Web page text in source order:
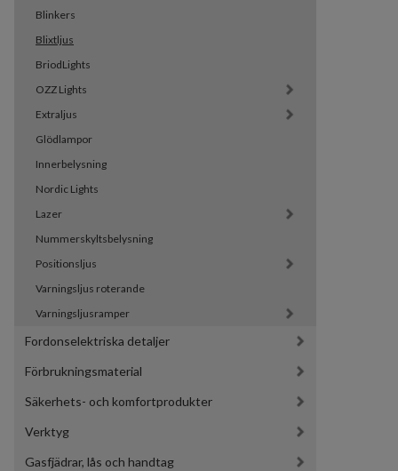
Blinkers
Blixtljus
BriodLights
OZZ Lights
Extraljus
Glödlampor
Innerbelysning
Nordic Lights
Lazer
Nummerskyltsbelysning
Positionsljus
Varningsljus roterande
Varningsljusramper
Fordonselektriska detaljer
Förbrukningsmaterial
Säkerhets- och komfortprodukter
Verktyg
Gasfjädrar, lås och handtag